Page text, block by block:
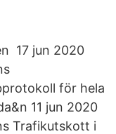
17 jun 2020
för hela
11 jun 2020
Trafikutskott i